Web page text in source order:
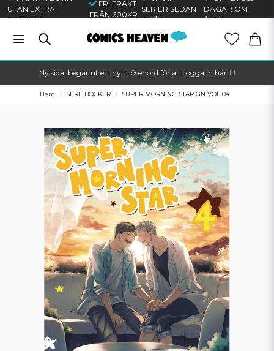
UTAN EXTRA
KOSTNAD
FRI FRAKT
FRÅN 600KR
SERIER SEDAN
40 ÅR
DAGAR OM
ÅRET
Ny sida, begär ut ett nytt lösenord för att logga in här🦸‍♂️
Hem SERIEBÖCKER SUPER MORNING STAR GN VOL 04